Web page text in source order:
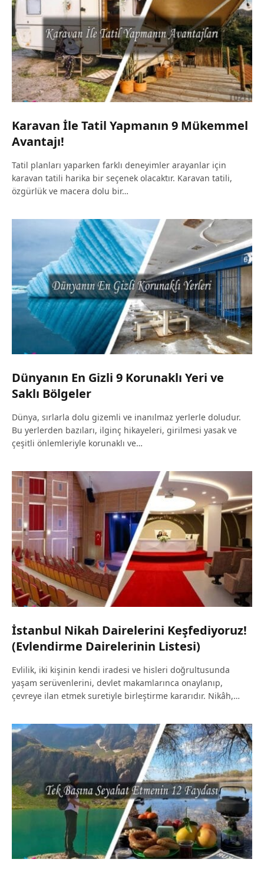
Karavan İle Tatil Yapmanın 9 Mükemmel
Avantajı!
Tatil planları yaparken farklı deneyimler arayanlar için
karavan tatili harika bir seçenek olacaktır. Karavan tatili,
özgürlük ve macera dolu bir…
Dünyanın En Gizli 9 Korunaklı Yeri ve
Saklı Bölgeler
Dünya, sırlarla dolu gizemli ve inanılmaz yerlerle doludur.
Bu yerlerden bazıları, ilginç hikayeleri, girilmesi yasak ve
çeşitli önlemleriyle korunaklı ve…
İstanbul Nikah Dairelerini Keşfediyoruz!
(Evlendirme Dairelerinin Listesi)
Evlilik, iki kişinin kendi iradesi ve hisleri doğrultusunda
yaşam serüvenlerini, devlet makamlarınca onaylanıp,
çevreye ilan etmek suretiyle birleştirme kararıdır. Nikâh,…